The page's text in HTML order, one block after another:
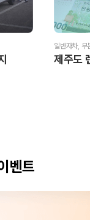
일반자차, 부
제주도
벤트